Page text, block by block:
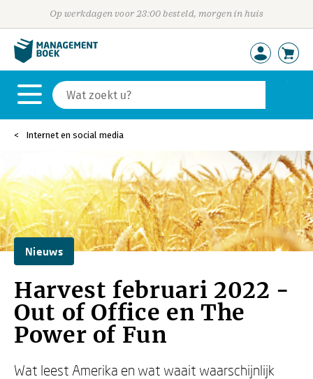
Op werkdagen voor 23:00 besteld, morgen in huis
Internet en social media
Nieuws
Harvest februari 2022 -
Out of Office en The
Power of Fun
Wat leest Amerika en wat waait waarschijnlijk